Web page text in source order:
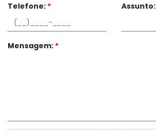
Telefone: * Assunto:
Mensagem: *